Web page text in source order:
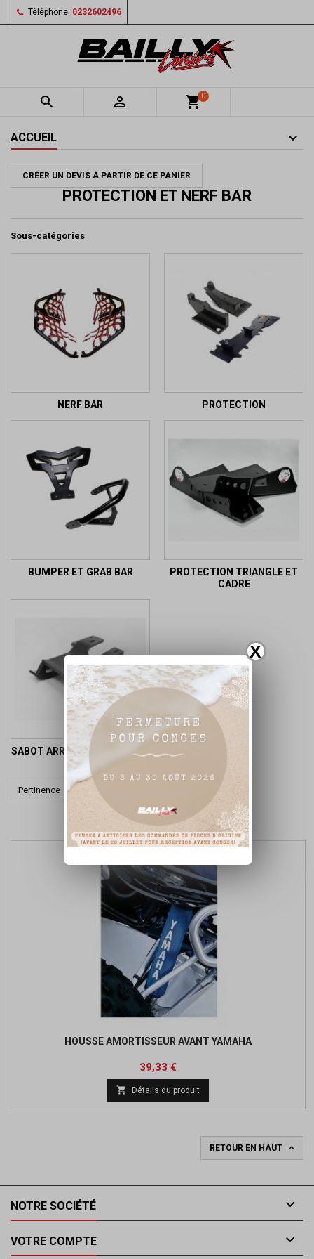
X
Téléphone: 0232602496
  shopping_cart0
ACCUEIL
CRÉER UN DEVIS À PARTIR DE CE PANIER
PROTECTION ET NERF BAR
Sous-catégories
NERF BAR PROTECTION
BUMPER ET GRAB BAR
PROTECTION TRIANGLE ET
CADRE
SABOT ARRIÈRE ET GRAB BAR
Pertinence
Affichage 1-1 de 1 article(s)
HOUSSE AMORTISSEUR AVANT YAMAHA
Prix
39,33 €
base
 Détails du produit
RETOUR EN HAUT 
NOTRE SOCIÉTÉ 
VOTRE COMPTE 